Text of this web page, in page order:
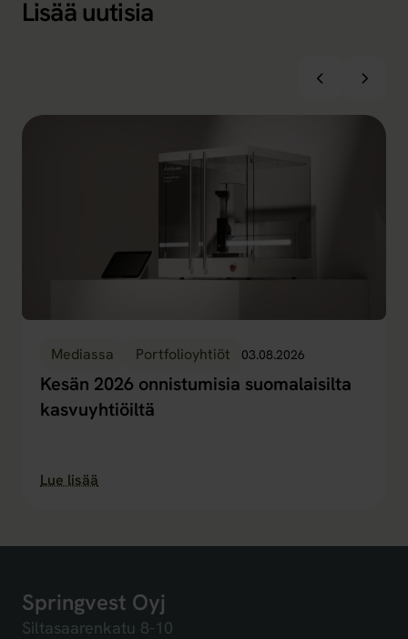
Lisää uutisia
Mediassa Portfolioyhtiöt 03.08.2026
Kesän 2026 onnistumisia suomalaisilta
kasvuyhtiöiltä
Lue lisää
Springvest Oyj
Siltasaarenkatu 8-10